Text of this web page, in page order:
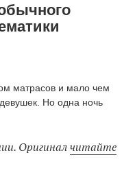
матрасов и мало чем
Но одна ночь
Оригиналчитайте